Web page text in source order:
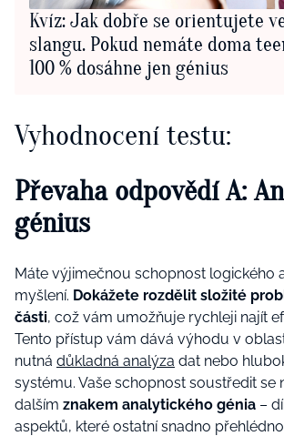
Kvíz: Jak dobře se orientujete
slangu. Pokud nemáte doma
100 % dosáhne jen génius
Vyhodnocení testu:
Převaha odpovědí A:
génius
Máte výjimečnou schopnost logického
myšlení. Dokážete rozdělit složité
části, což vám umožňuje rychleji najít
Tento přístup vám dává výhodu v
nutná důkladná analýza dat nebo
systému. Vaše schopnost soustředit se
dalším znakem analytického génia –
aspektů, které ostatní snadno